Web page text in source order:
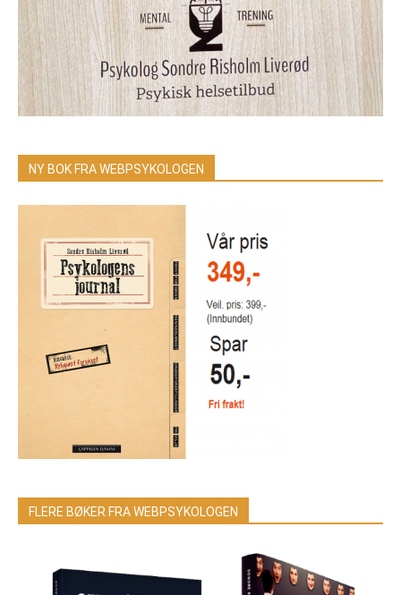
NY BOK FRA WEBPSYKOLOGEN
FLERE BØKER FRA WEBPSYKOLOGEN